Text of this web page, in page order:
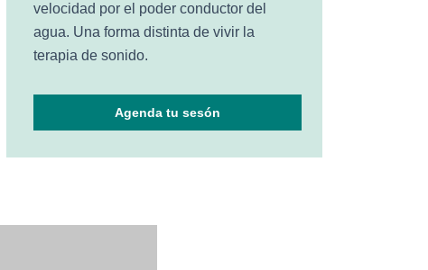
velocidad por el poder conductor del
agua. Una forma distinta de vivir la
terapia de sonido.
Agenda tu sesón